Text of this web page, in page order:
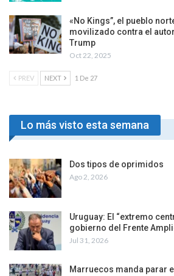
«No Kings”, el pueblo
movilizado contra el
Trump
Oct 22, 2025
PREV NEXT 1 De 27
Lo más visto esta semana
Dos tipos de oprimidos
Ago 2, 2026
Uruguay: El “extremo
gobierno del Frente
Jul 31, 2026
Marruecos manda parar